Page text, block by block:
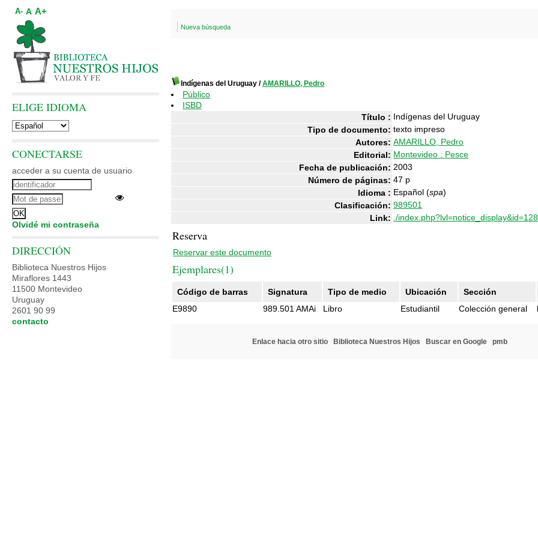
Nueva búsqueda
Indígenas del Uruguay /AMARILLO, Pedro
Público
ISBD
Título : Indígenas del Uruguay
Tipo de documento: texto impreso
Autores: AMARILLO, Pedro
Editorial: Montevideo : Pesce
Fecha de publicación: 2003
Número de páginas: 47 p
Idioma : Español (spa)
Clasificación: 989501
Link: ./
Reserva
Reservar este documento
Ejemplares(1)
Código de barras Signatura Tipo de medio Ubicación
Sección
E9890
989.501 AMAi Libro Estudiantil Colección general
Enlace hacia otro sitio Biblioteca Nuestros Hijos Buscar en Google pmb
A- A A+
ELIGE IDIOMA
CONECTARSE
acceder a su cuenta de usuario
Olvidé mi contraseña
DIRECCIÓN
Biblioteca Nuestros Hijos
Miraflores 1443
11500 Montevideo
Uruguay
2601 90 99
contacto